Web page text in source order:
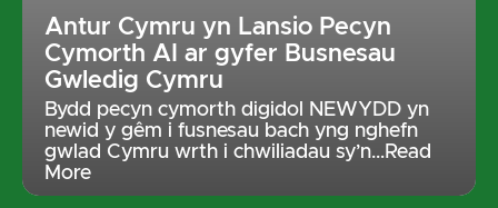
Antur Cymru yn Lansio Pecyn
Cymorth AI ar gyfer Busnesau
Gwledig Cymru
Bydd pecyn cymorth digidol NEWYDD yn
newid y gêm i fusnesau bach yng nghefn
gwlad Cymru wrth i chwiliadau sy’n…Read
More